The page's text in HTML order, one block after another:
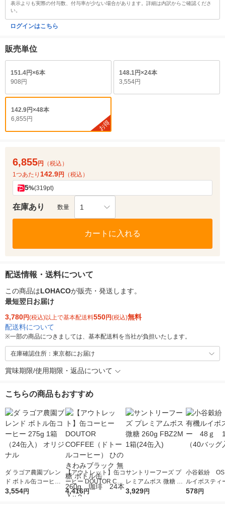
表示よりも実際の付与数、付与率が少ない場合があります。詳細は内訳からご確認くださ
い。
ログインはこちら
販売単位
151.4円×6本
908円
148.1円×24本
3,554円
142.9円×48本
6,855円
お得
6,855円
（税込）
1つあたり 142.9円 （税込）
5%(319pt)
在庫あり 数量 1
カートに入れる
配送情報・送料について
この商品はLOHACOが販売・発送します。
最短翌日お届け
3,780円(税込)以上で基本配送料550円(税込)無料
配送料について
※一部の商品につきましては、基本配送料を当社が負担いたします。
在庫確認住所：東京都にお届け
賞味期限/使用期限・返品について
こちらの商品もおすすめ
ダ ラゴア農園ブレン
ド ボトル缶コーヒー
275g 1箱（24缶入）
3,554円
【アウトレット】缶コ
ーヒー DOUTOR COF
FEE（ドトールコーヒ
4,416円
サントリーフーズ プ
レミアムボス 微糖 26
0g FBZ2M 1箱(24缶
3,929円
小谷穀紛
ルイボステ
ｇ 1箱（40
578円